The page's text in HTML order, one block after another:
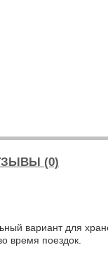
(0)
вариант для
время поездок.